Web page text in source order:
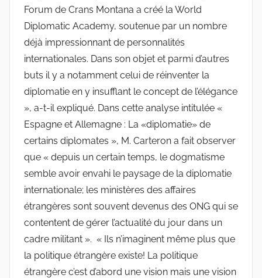
Forum de Crans Montana a créé la World
Diplomatic Academy, soutenue par un nombre
déjà impressionnant de personnalités
internationales. Dans son objet et parmi d’autres
buts il y a notamment celui de réinventer la
diplomatie en y insufflant le concept de l’élégance
», a-t-il expliqué. Dans cette analyse intitulée «
Espagne et Allemagne : La «diplomatie» de
certains diplomates », M. Carteron a fait observer
que « depuis un certain temps, le dogmatisme
semble avoir envahi le paysage de la diplomatie
internationale; les ministères des affaires
étrangères sont souvent devenus des ONG qui se
contentent de gérer l’actualité du jour dans un
cadre militant ». « Ils n’imaginent même plus que
la politique étrangère existe! La politique
étrangère c’est d’abord une vision mais une vision